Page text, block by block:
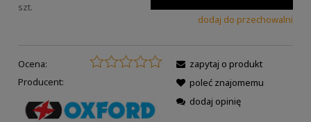
szt.
dodaj do przechowalni
Ocena:
Producent:
zapytaj o produkt
poleć znajomemu
dodaj opinię